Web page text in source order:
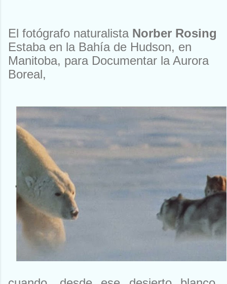
El fotógrafo naturalista Norber Rosing
Estaba en la Bahía de Hudson, en
Manitoba, para Documentar la Aurora
Boreal,